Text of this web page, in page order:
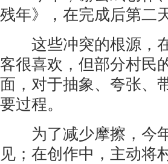
残年》，在完成后第二
这些冲突的根源，在
客很喜欢，但部分村民
面，对于抽象、夸张、
要过程。
为了减少摩擦，今年
见；在创作中，主动将